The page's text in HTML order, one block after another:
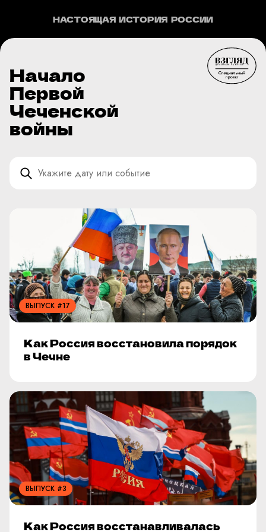
НАСТОЯЩАЯ ИСТОРИЯ РОССИИ
Начало
Первой
Чеченской
войны
ВЫПУСК #17
Как Россия восстановила порядок
в Чечне
ВЫПУСК #3
Как Россия восстанавливалась